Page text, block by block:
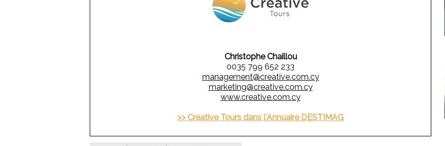
Christophe Chaillou
0035 799 652 233
management@creative.com.cy
marketing@creative.com.cy
www.creative.com.cy
>> Creative Tours dans l'Annuaire DESTIMAG